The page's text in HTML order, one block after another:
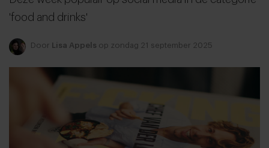
'food and drinks'
Door Lisa Appels op zondag 21 september 2025